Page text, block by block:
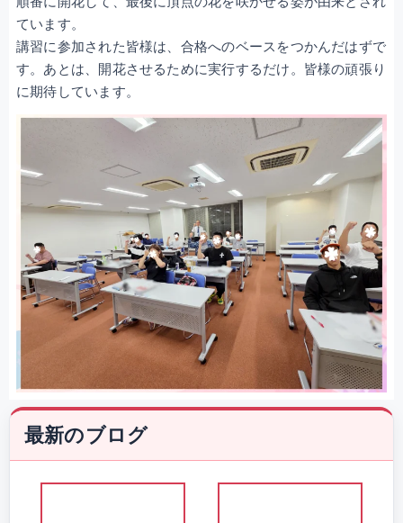
ています。
講習に参加された皆様は、合格へのベースをつかんだはずで
す。あとは、開花させるために実行するだけ。皆様の頑張り
に期待しています。
最新のブログ